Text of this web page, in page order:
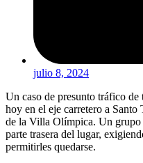
julio 8, 2024
Un caso de presunto tráfico
hoy en el eje carretero a
de la Villa Olímpica. Un grupo
parte trasera del lugar,
permitirles quedarse.